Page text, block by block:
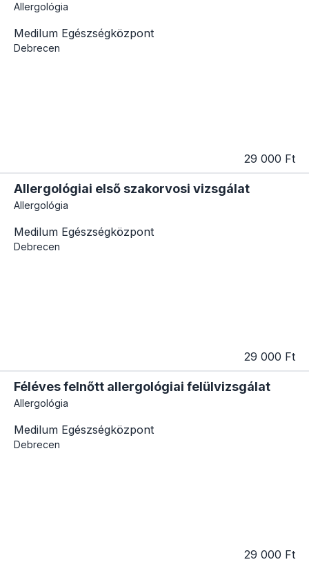
Allergológia
Medilum Egészségközpont
Debrecen
29 000 Ft
Allergológiai első szakorvosi vizsgálat
Allergológia
Medilum Egészségközpont
Debrecen
29 000 Ft
Féléves felnőtt allergológiai felülvizsgálat
Allergológia
Medilum Egészségközpont
Debrecen
29 000 Ft